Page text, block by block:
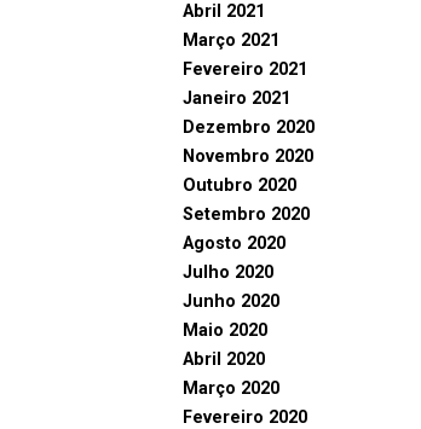
Abril 2021
Março 2021
Fevereiro 2021
Janeiro 2021
Dezembro 2020
Novembro 2020
Outubro 2020
Setembro 2020
Agosto 2020
Julho 2020
Junho 2020
Maio 2020
Abril 2020
Março 2020
Fevereiro 2020